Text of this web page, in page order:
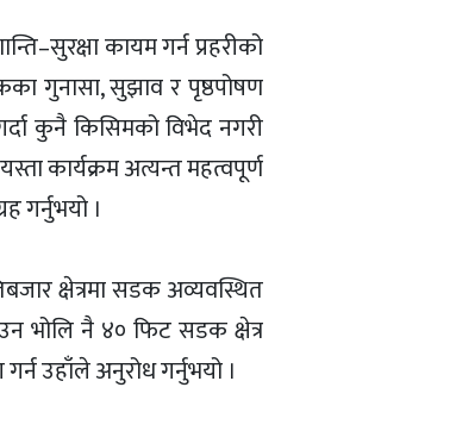
कायम गर्न प्रहरीको
गुनासा, सुझाव र पृष्ठपोषण
कुनै किसिमको विभेद नगरी
कार्यक्रम अत्यन्त महत्वपूर्ण
गर्नुभयो ।
क्षेत्रमा सडक अव्यवस्थित
भोलि नै ४० फिट सडक क्षेत्र
उहाँले अनुरोध गर्नुभयो ।